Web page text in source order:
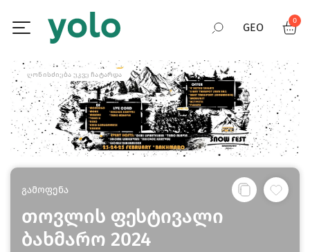
GEO
RUS
ENG
0
ᲦᲝᲜᲘᲡᲫᲘᲔᲑᲐ ᲣᲙᲕᲔ ᲩᲐᲢᲐᲠᲓᲐ
გამოფენა
თოვლის ფესტივალი
ბახმარო 2024